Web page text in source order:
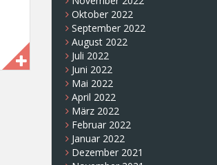
Oktober 2022
September 2022
August 2022
Juli 2022
Juni 2022
Mai 2022
April 2022
März 2022
Februar 2022
Januar 2022
Dezember 2021